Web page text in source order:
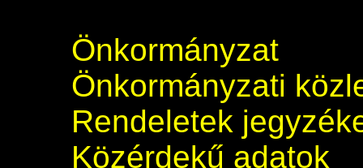
Önkormányzat
Önkormányzati
Rendeletek
Közérdekű adatok